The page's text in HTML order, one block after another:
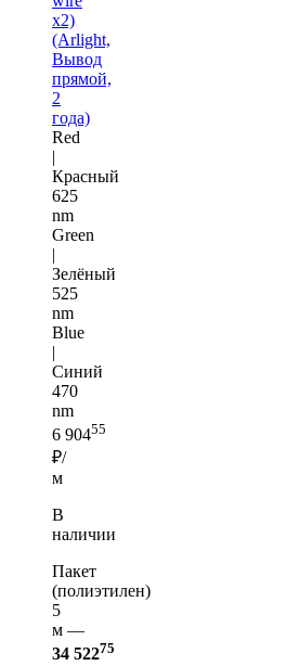
x2)
(Arlight,
Вывод
прямой,
2
года)
Red
|
Красный
625
nm
Green
|
Зелёный
525
nm
Blue
|
Синий
470
nm
6 90455
₽/
м
В
наличии
Пакет
(полиэтилен)
5
м —
34 52275